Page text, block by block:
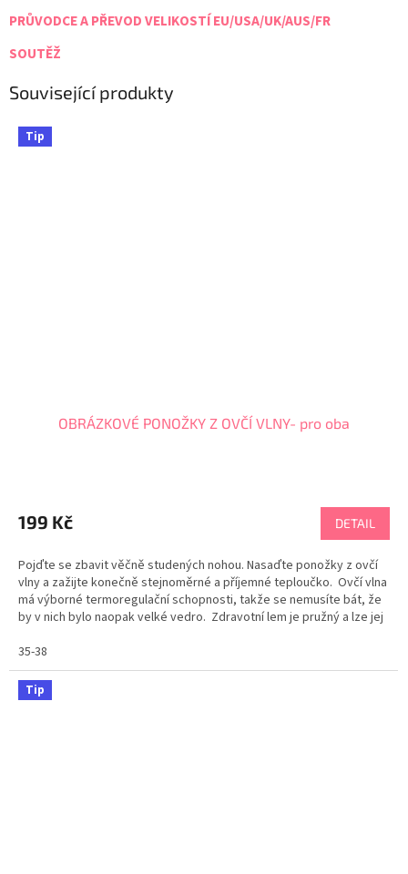
PRŮVODCE A PŘEVOD VELIKOSTÍ EU/USA/UK/AUS/FR
SOUTĚŽ
Související produkty
Tip
OBRÁZKOVÉ PONOŽKY Z OVČÍ VLNY- pro oba
produktu
je
z
5
hvězdiček.
199 Kč DETAIL
Pojďte se zbavit věčně studených nohou. Nasaďte ponožky z ovčí
vlny a zažijte konečně stejnoměrné a příjemné teploučko. Ovčí vlna
má výborné termoregulační schopnosti, takže se nemusíte bát, že
by v nich bylo naopak velké vedro. Zdravotní lem je pružný a lze jej
35-38
Tip